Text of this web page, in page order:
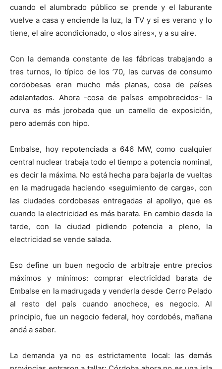
cuando el alumbrado público se prende y el laburante
vuelve a casa y enciende la luz, la TV y si es verano y lo
tiene, el aire acondicionado, o «los aires», y a su aire.
Con la demanda constante de las fábricas trabajando a
tres turnos, lo típico de los ’70, las curvas de consumo
cordobesas eran mucho más planas, cosa de países
adelantados. Ahora -cosa de países empobrecidos- la
curva es más jorobada que un camello de exposición,
pero además con hipo.
Embalse, hoy repotenciada a 646 MW, como cualquier
central nuclear trabaja todo el tiempo a potencia nominal,
es decir la máxima. No está hecha para bajarla de vueltas
en la madrugada haciendo «seguimiento de carga», con
las ciudades cordobesas entregadas al apoliyo, que es
cuando la electricidad es más barata. En cambio desde la
tarde, con la ciudad pidiendo potencia a pleno, la
electricidad se vende salada.
Eso define un buen negocio de arbitraje entre precios
máximos y mínimos: comprar electricidad barata de
Embalse en la madrugada y venderla desde Cerro Pelado
al resto del país cuando anochece, es negocio. Al
principio, fue un negocio federal, hoy cordobés, mañana
andá a saber.
La demanda ya no es estrictamente local: las demás